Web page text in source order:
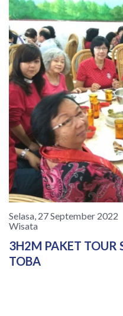
Selasa, 27 September 2022
Wisata
3H2M PAKET TOUR
TOBA